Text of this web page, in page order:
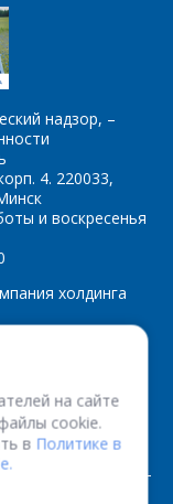
на сайте
cookie.
в Политике в
надзор, –
4. 220033,
и воскресенья
холдинга
Минск, 220108,
г.